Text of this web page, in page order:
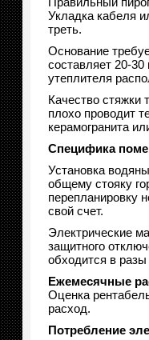
Укладка кабеля
треть.
Основание
составляет 20-
утеплителя
Качество стяжки
плохо проводит
керамогранита
Специфика
Установка
общему стояку
перепланировку
свой счет.
Электрические
защитного
обходится в
Ежемесячные
Оценка
расход.
Потребление